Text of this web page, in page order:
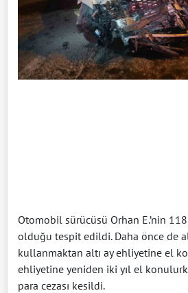
Otomobil sürücüsü Orhan E.’nin
olduğu tespit edildi. Daha önce de
kullanmaktan altı ay ehliyetine el
ehliyetine yeniden iki yıl el
para cezası kesildi.